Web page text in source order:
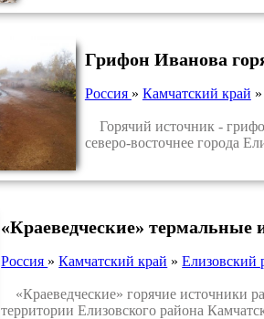
Грифон Иванова
Россия » Камчатский край »
Горячий источник -
северо-восточнее города
«Краеведческие» термальные
Россия »Камчатский край »Елизовский
«Краеведческие» горячие источники
территории Елизовского района